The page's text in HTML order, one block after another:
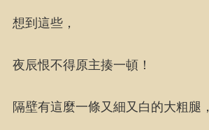
想到這些，
夜辰恨不得原主揍一頓！
隔壁有這麼一條又細又白的大粗腿，